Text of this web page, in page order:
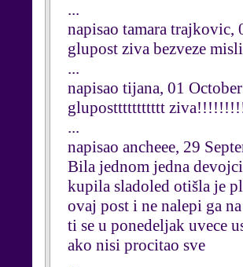
...
napisao tamara trajkovic,
glupost ziva bezveze
...
napisao tijana, 01
gluposttttttttttt
...
napisao ancheee, 29
Bila jednom jedna
kupila sladoled otišla je
ovaj post i ne nalepi ga
ti se u ponedeljak uvece
ako nisi procitao sve